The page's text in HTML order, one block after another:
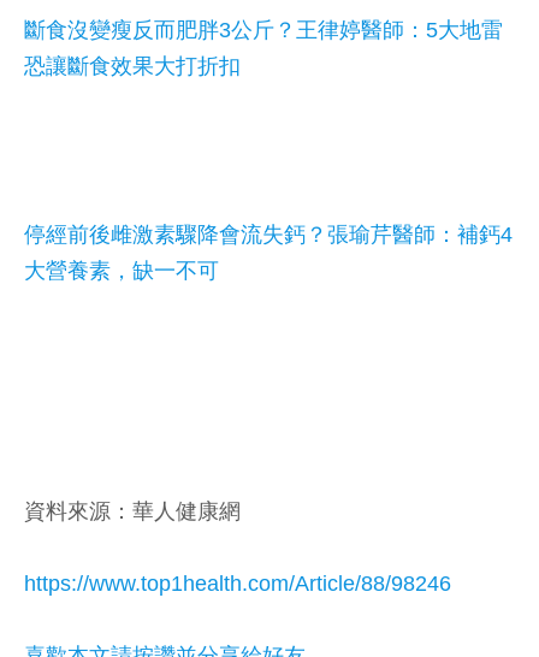
斷食沒變瘦反而肥胖3公斤？王律婷醫師：5大地雷
恐讓斷食效果大打折扣
停經前後雌激素驟降會流失鈣？張瑜芹醫師：補鈣4
大營養素，缺一不可
資料來源：華人健康網
https://www.top1health.com/Article/88/98246